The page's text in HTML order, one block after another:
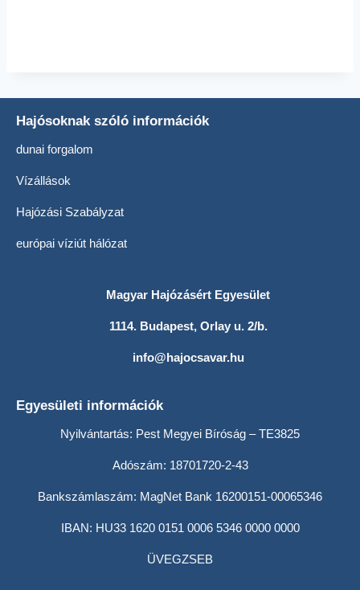
Hajósoknak szóló információk
dunai forgalom
Vízállások
Hajózási Szabályzat
európai víziút hálózat
Magyar Hajózásért Egyesület
1114. Budapest, Orlay u. 2/b.
info@hajocsavar.hu
Egyesületi információk
Nyilvántartás: Pest Megyei Bíróság – TE3825
Adószám: 18701720-2-43
Bankszámlaszám: MagNet Bank 16200151-00065346
IBAN: HU33 1620 0151 0006 5346 0000 0000
ÜVEGZSEB